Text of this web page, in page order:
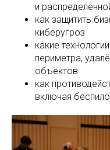
и
как защитить
киберугроз
какие
периметра,
объектов
как
включая